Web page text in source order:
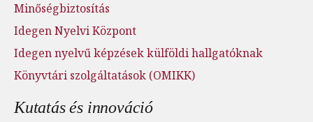
Minőségbiztosítás
Idegen Nyelvi Központ
Idegen nyelvű képzések külföldi hallgatóknak
Könyvtári szolgáltatások (OMIKK)
Kutatás és innováció